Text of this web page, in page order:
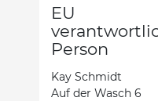
EU
Person
Kay Schmidt
Auf der Wasch 6